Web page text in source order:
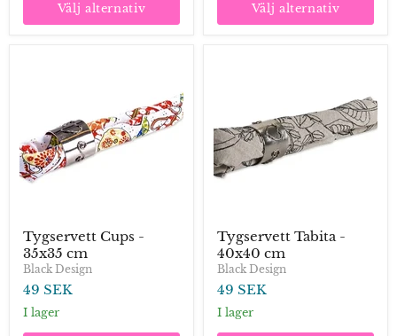
Välj alternativ Välj alternativ
Tygservett Cups -
35x35 cm
Black Design
49 SEK
I lager
Tygservett Tabita -
40x40 cm
Black Design
49 SEK
I lager